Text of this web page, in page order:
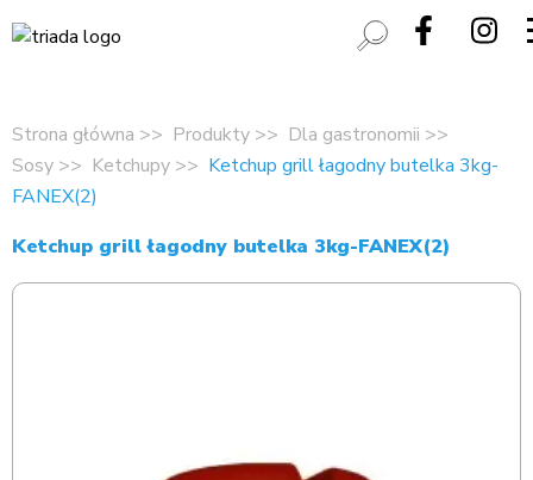
Strona główna Produkty
Dla gastronomii
Sosy
Ketchupy
Ketchup grill łagodny butelka 3kg-
FANEX(2)
Ketchup grill łagodny butelka 3kg-FANEX(2)